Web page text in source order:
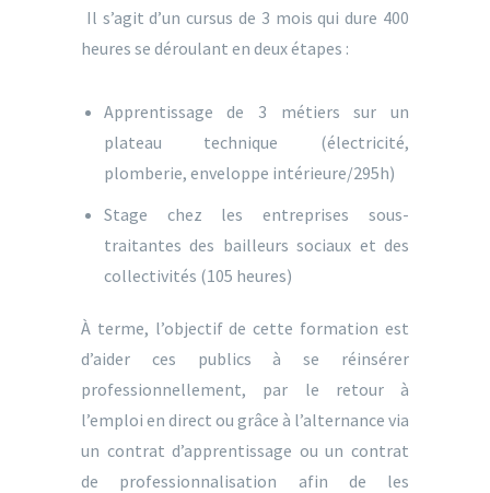
Il s’agit d’un cursus de 3 mois qui dure 400
heures se déroulant en deux étapes :
Apprentissage de 3 métiers sur un
plateau technique (électricité,
plomberie, enveloppe intérieure/295h)
Stage chez les entreprises sous-
traitantes des bailleurs sociaux et des
collectivités (105 heures)
À terme, l’objectif de cette formation est
d’aider ces publics à se réinsérer
professionnellement, par le retour à
l’emploi en direct ou grâce à l’alternance via
un contrat d’apprentissage ou un contrat
de professionnalisation afin de les